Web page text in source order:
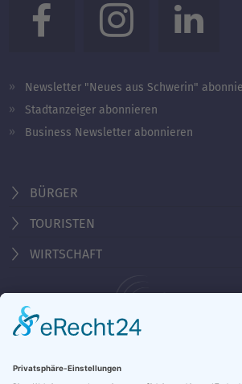
Newsletter "Neues aus Schwerin"
Stadtanzeiger abonnieren
Business Newsletter abonnieren
BÜRGER
TOURISTEN
WIRTSCHAFT
Behördennummer 115
KONTAKT